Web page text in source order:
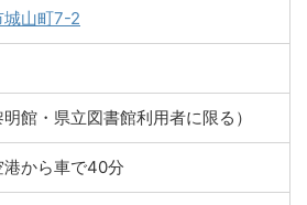
城山町7-2
館・県立図書館利用者に限る）
港から車で40分